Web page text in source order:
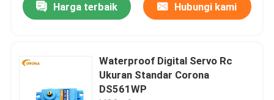
Harga terbaik Hubungi kami
Waterproof Digital Servo Rc
Ukuran Standar Corona
DS561WP